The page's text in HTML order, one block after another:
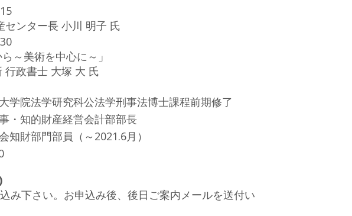
センター長 小川 明子 氏
～美術を中心に～」
行政書士 大塚 大 氏
学院法学研究科公法学刑事法博士課程前期修了
・知的財産経営会計部部長
知財部門部員（～2021.6月）
み下さい。お申込み後、後日ご案内メールを送付い